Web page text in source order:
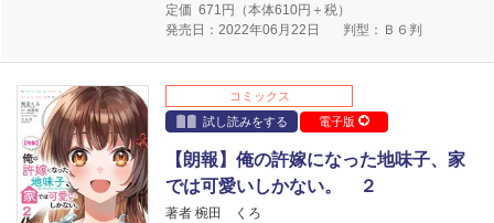
定価 671 円（本体610円＋税）
発売日：2022年06月22日
判型：Ｂ６判
コミックス
試し読みをする
電子版
【朗報】俺の許嫁になった地味子、家
では可愛いしかない。 ２
著者 椀田 くろ